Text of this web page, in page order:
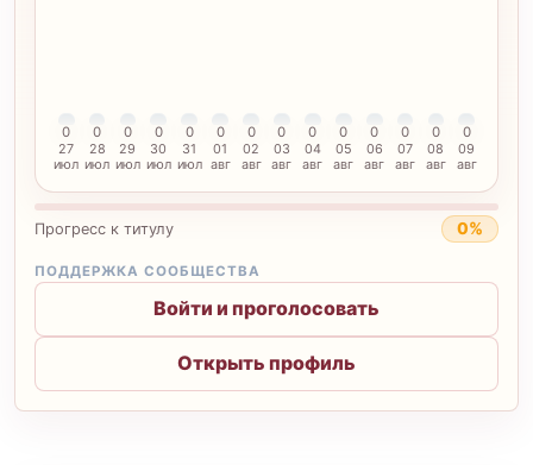
0
27
июл
0
28
июл
0
29
июл
0
30
июл
0
31
июл
0
01
авг
0
02
авг
0
03
авг
0
04
авг
0
05
авг
0
06
авг
0
07
авг
0
08
авг
0
09
авг
Прогресс к титулу 0%
ПОДДЕРЖКА СООБЩЕСТВА
Войти и проголосовать
Открыть профиль